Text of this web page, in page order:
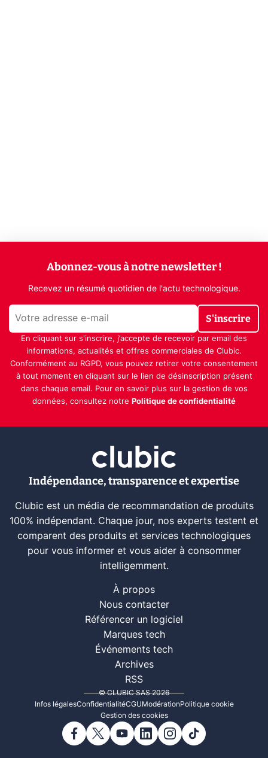
Abonnez-vous à notre newsletter !
Recevez un résumé quotidien de l'actu technologique.
S'inscrire
En cliquant sur s'inscrire, j’accepte de recevoir par email des
informations, actualités et offres commerciales de Clubic.
Conformément au RGPD, vous pouvez retirer votre consentement
à tout moment en cliquant sur le lien de désinscription présent
dans chaque email. Pour en savoir plus sur la gestion de vos
données, consultez notre Politique de confidentialité
Indépendance, transparence et expertise
Clubic est un média de recommandation de produits
100% indépendant. Chaque jour, nos experts testent et
comparent des produits et services technologiques
pour vous informer et vous aider à consommer
intelligemment.
À propos
Nous contacter
Référencer un logiciel
Marques tech
Événements tech
Archives
RSS
© CLUBIC SAS 2026
Infos légalesConfidentialitéCGUModérationPolitique cookie
Gestion des cookies